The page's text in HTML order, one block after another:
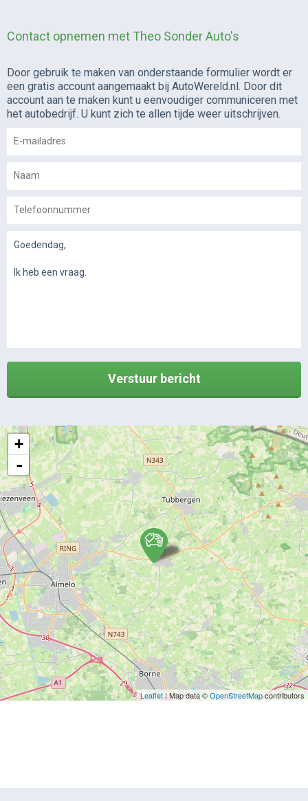
Contact opnemen met Theo Sonder Auto's
Door gebruik te maken van onderstaande formulier wordt er
een gratis account aangemaakt bij AutoWereld.nl. Door dit
account aan te maken kunt u eenvoudiger communiceren met
het autobedrijf. U kunt zich te allen tijde weer uitschrijven.
Verstuur bericht
+
-
Leaflet| Map data ©OpenStreetMapcontributors